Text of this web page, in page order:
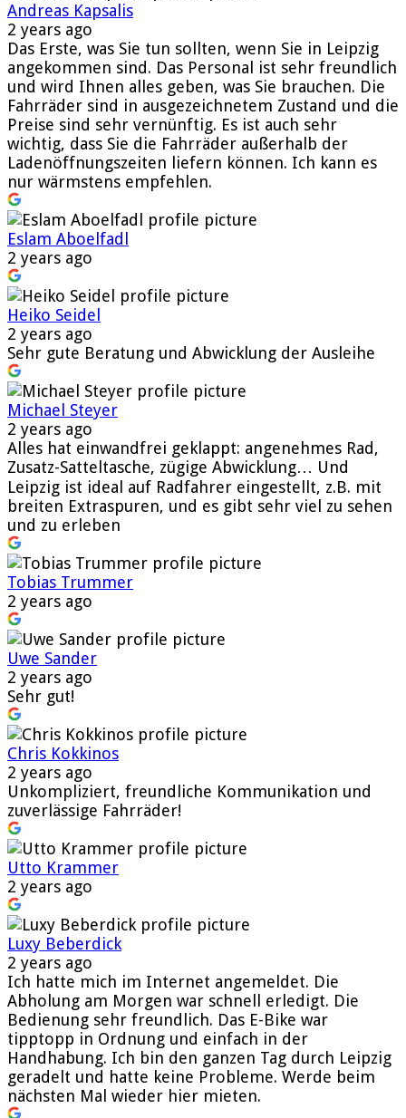
Andreas Kapsalis
2 years ago
Das Erste, was Sie tun sollten, wenn Sie in Leipzig
angekommen sind. Das Personal ist sehr freundlich
und wird Ihnen alles geben, was Sie brauchen. Die
Fahrräder sind in ausgezeichnetem Zustand und die
Preise sind sehr vernünftig. Es ist auch sehr
wichtig, dass Sie die Fahrräder außerhalb der
Ladenöffnungszeiten liefern können. Ich kann es
nur wärmstens empfehlen.
Eslam Aboelfadl
2 years ago
Heiko Seidel
2 years ago
Sehr gute Beratung und Abwicklung der Ausleihe
Michael Steyer
2 years ago
Alles hat einwandfrei geklappt: angenehmes Rad,
Zusatz-Satteltasche, zügige Abwicklung… Und
Leipzig ist ideal auf Radfahrer eingestellt, z.B. mit
breiten Extraspuren, und es gibt sehr viel zu sehen
und zu erleben
Tobias Trummer
2 years ago
Uwe Sander
2 years ago
Sehr gut!
Chris Kokkinos
2 years ago
Unkompliziert, freundliche Kommunikation und
zuverlässige Fahrräder!
Utto Krammer
2 years ago
Luxy Beberdick
2 years ago
Ich hatte mich im Internet angemeldet. Die
Abholung am Morgen war schnell erledigt. Die
Bedienung sehr freundlich. Das E-Bike war
tipptopp in Ordnung und einfach in der
Handhabung. Ich bin den ganzen Tag durch Leipzig
geradelt und hatte keine Probleme. Werde beim
nächsten Mal wieder hier mieten.